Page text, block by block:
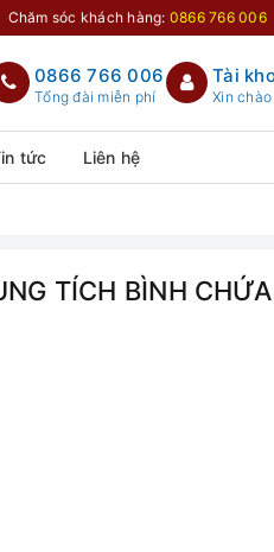
Chăm sóc khách hàng: 0866 766 006
0866 766 006
Tổng đài miễn phí
Tài
Xin chào
tức Liên hệ
TÍCH BÌNH